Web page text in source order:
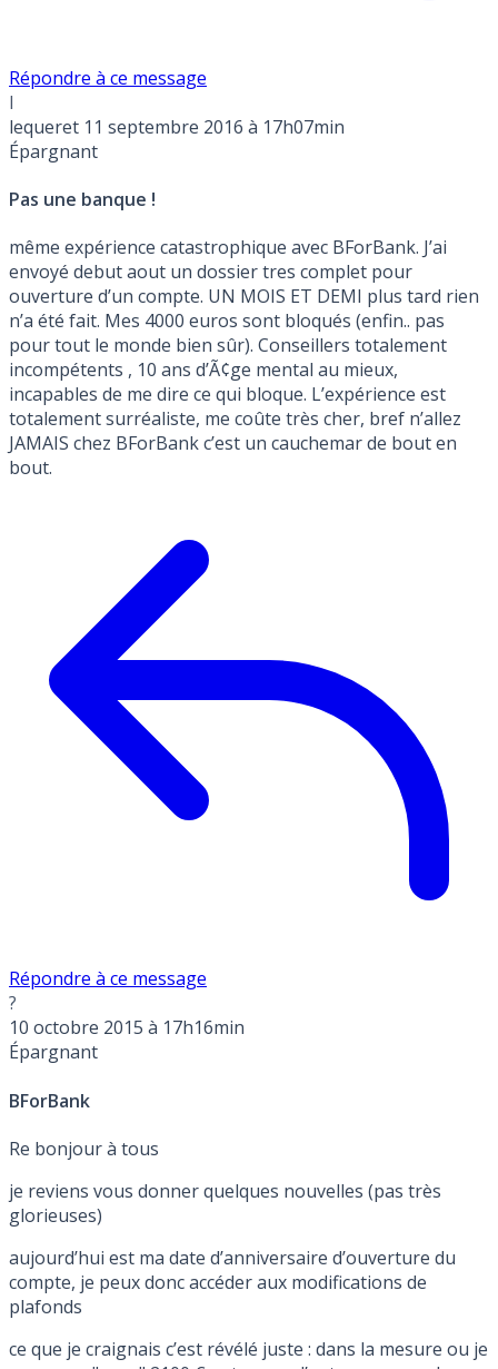
Répondre à ce message
l
lequeret 11 septembre 2016 à 17h07min
Épargnant
Pas une banque !
même expérience catastrophique avec BForBank. J’ai
envoyé debut aout un dossier tres complet pour
ouverture d’un compte. UN MOIS ET DEMI plus tard rien
n’a été fait. Mes 4000 euros sont bloqués (enfin.. pas
pour tout le monde bien sûr). Conseillers totalement
incompétents , 10 ans d’Ã¢ge mental au mieux,
incapables de me dire ce qui bloque. L’expérience est
totalement surréaliste, me coûte très cher, bref n’allez
JAMAIS chez BForBank c’est un cauchemar de bout en
bout.
Répondre à ce message
?
10 octobre 2015 à 17h16min
Épargnant
BForBank
Re bonjour à tous
je reviens vous donner quelques nouvelles (pas très
glorieuses)
aujourd’hui est ma date d’anniversaire d’ouverture du
compte, je peux donc accéder aux modifications de
plafonds
ce que je craignais c’est révélé juste : dans la mesure ou je